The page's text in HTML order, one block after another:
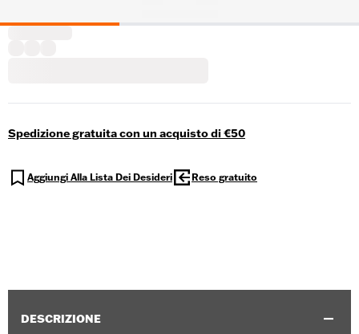
Spedizione gratuita con un acquisto di €50
Aggiungi Alla Lista Dei Desideri Reso gratuito
DESCRIZIONE